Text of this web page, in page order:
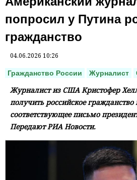
попросил у Путина
гражданство
04.06.2026 10:26
Гражданство России Журналист
Журналист из США Кристофер
получить российское
соответствующее письмо
Передают РИА Новости.